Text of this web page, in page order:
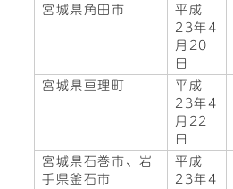
宮城県角田市
平成
23年4
月20
日
宮城県亘理町
平成
23年4
月22
日
宮城県石巻市、岩
手県釜石市
平成
23年4